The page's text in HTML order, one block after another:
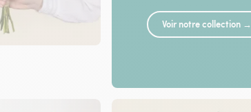
Voir notre collection →